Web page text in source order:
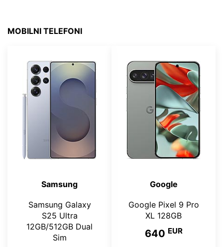
MOBILNI TELEFONI
Samsung
Samsung Galaxy
S25 Ultra
12GB/512GB Dual
Sim
Google
Google Pixel 9 Pro
XL 128GB
640 EUR